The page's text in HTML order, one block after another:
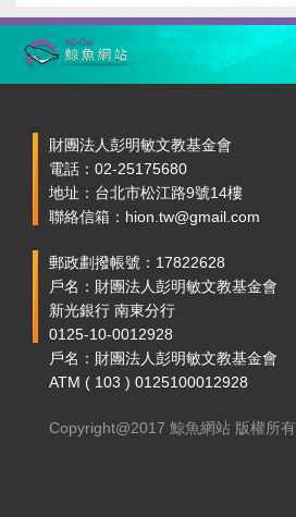
財團法人彭明敏文教基金會
電話：02-25175680
地址：台北市松江路9號14樓
聯絡信箱：hion.tw@gmail.com
郵政劃撥帳號：17822628
戶名：財團法人彭明敏文教基金會
新光銀行 南東分行
0125-10-0012928
戶名：財團法人彭明敏文教基金會
ATM ( 103 ) 0125100012928
Copyright@2017 鯨魚網站 版權所有